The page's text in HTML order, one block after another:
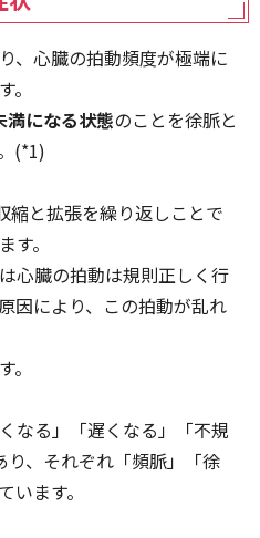
、心臓の拍動頻度が極端に
になる状態のことを徐脈と
(*1)
縮と拡張を繰り返しことで
す。
心臓の拍動は規則正しく行
因により、この拍動が乱れ
なる」「遅くなる」「不規
、それぞれ「頻脈」「徐
ます。